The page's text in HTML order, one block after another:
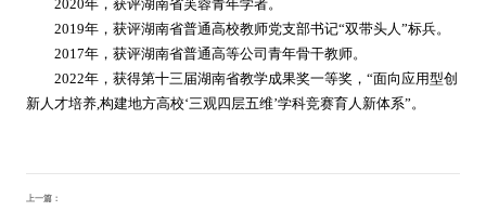
2020年，获评湖南省芙蓉青年学者。
2019年，获评湖南省普通高校教师党支部书记“双带头人”标兵。
2017年，获评湖南省普通高等公司青年骨干教师。
2022年，获得第十三届湖南省教学成果奖一等奖，“面向应用型创
新人才培养,构建地方高校‘三观四层五维’学科竞赛育人新体系”。
上一篇：